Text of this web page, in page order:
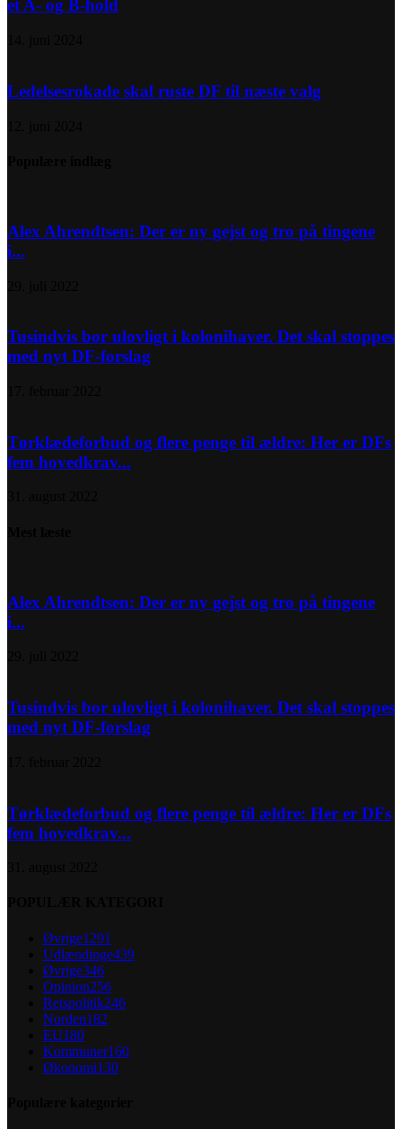
et A- og B-hold
Ledelsesrokade skal ruste DF til næste valg
Alex Ahrendtsen: Der er ny gejst og tro på tingene
i...
Tusindvis bor ulovligt i kolonihaver. Det skal stoppes
med nyt DF-forslag
Tørklædeforbud og flere penge til ældre: Her er DFs
fem hovedkrav...
Alex Ahrendtsen: Der er ny gejst og tro på tingene
i...
Tusindvis bor ulovligt i kolonihaver. Det skal stoppes
med nyt DF-forslag
Tørklædeforbud og flere penge til ældre: Her er DFs
fem hovedkrav...
Øvrige1291
Udlændinge439
Øvrige346
Opinion256
Retspolitik246
Norden182
EU180
Kommuner160
Økonomi130